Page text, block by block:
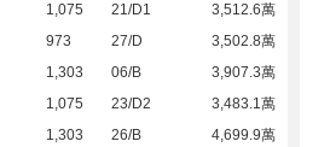
1,075 21/D1
3,512.6萬
973 27/D
3,502.8萬
1,303 06/B
3,907.3萬
1,075 23/D2
3,483.1萬
1,303 26/B
4,699.9萬